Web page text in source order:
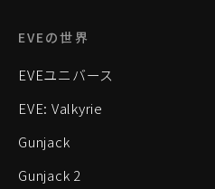
EVEの世界
EVEユニバース
EVE: Valkyrie
Gunjack
Gunjack 2